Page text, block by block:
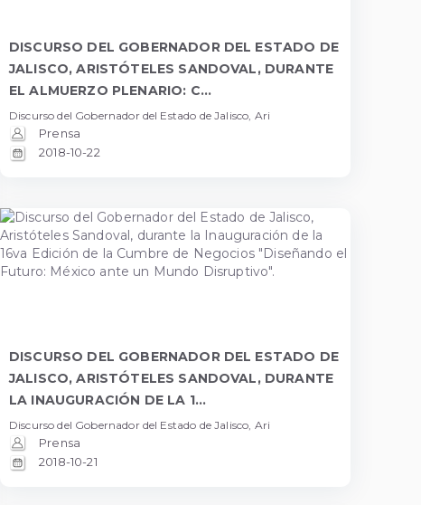
DISCURSO DEL GOBERNADOR DEL ESTADO DE
JALISCO, ARISTÓTELES SANDOVAL, DURANTE
EL ALMUERZO PLENARIO: C...
Discurso del Gobernador del Estado de Jalisco, Ari
Prensa
2018-10-22
DISCURSO DEL GOBERNADOR DEL ESTADO DE
JALISCO, ARISTÓTELES SANDOVAL, DURANTE
LA INAUGURACIÓN DE LA 1...
Discurso del Gobernador del Estado de Jalisco, Ari
Prensa
2018-10-21